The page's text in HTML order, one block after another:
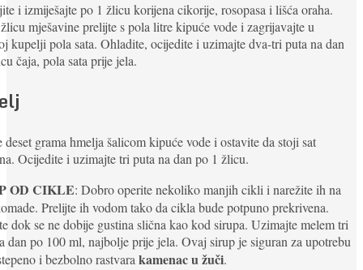
i izmiješajte po 1 žlicu korijena cikorije, rosopasa i lišća oraha.
mješavine prelijte s pola litre kipuće vode i zagrijavajte u
kupelji pola sata. Ohladite, ocijedite i uzimajte dva-tri puta na dan
čaja, pola sata prije jela.
deset grama hmelja šalicom kipuće vode i ostavite da stoji sat
Ocijedite i uzimajte tri puta na dan po 1 žlicu.
OD CIKLE: Dobro operite nekoliko manjih cikli i narežite ih na
Prelijte ih vodom tako da cikla bude potpuno prekrivena.
dok se ne dobije gustina slična kao kod sirupa. Uzimajte melem tri
dan po 100 ml, najbolje prije jela. Ovaj sirup je siguran za upotrebu
i bezbolno rastvarakamenac u žuči.